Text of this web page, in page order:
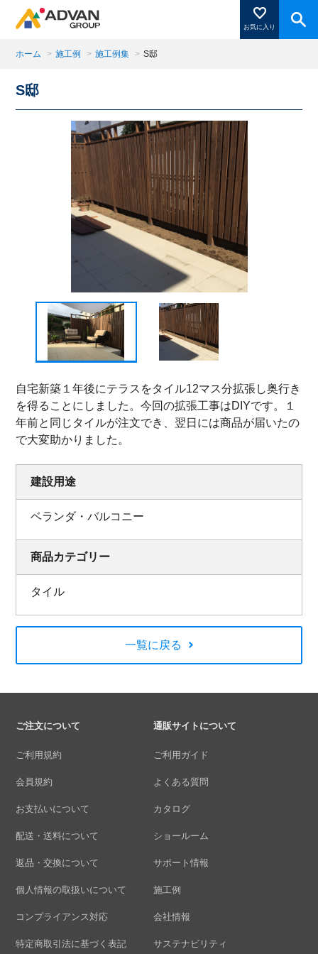
お気に入り
商品ページにある「お気に入り登録」を押すと登録した
商品がここに表示されます。
閉じる
ホーム > 施工例 > 施工例集 > S邸
S邸
自宅新築１年後にテラスをタイル12マス分拡張し奥行き
を得ることにしました。今回の拡張工事はDIYです。１
年前と同じタイルが注文でき、翌日には商品が届いたの
で大変助かりました。
建設用途
ベランダ・バルコニー
商品カテゴリー
タイル
一覧に戻る
ご注文について
ご利用規約
会員規約
お支払いについて
配送・送料について
返品・交換について
個人情報の取扱いについて
コンプライアンス対応
特定商取引法に基づく表記
通販サイトについて
ご利用ガイド
よくある質問
カタログ
ショールーム
サポート情報
施工例
会社情報
サステナビリティ